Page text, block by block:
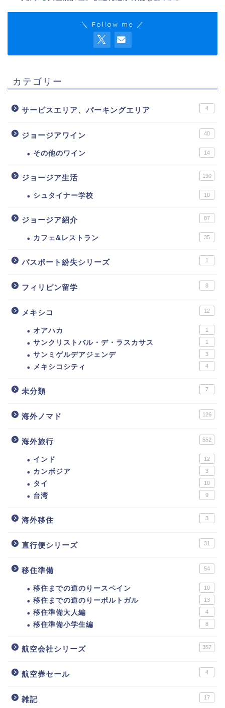
＼ Follow me ／
カテゴリー
サービスエリア、パーキングエリア 4
ジョージアワイン 40
その他のワイン 14
ジョージア生活 190
シュタイナー学校 10
ジョージア紹介 87
カフェ&レストラン 35
パスポート紛失シリーズ 1
フィリピン留学 8
メキシコ 12
オアハカ 1
サンクリストバル・デ・ラスカサス 1
サンミゲルデアジェンデ 3
メキシコシティ 4
未分類 7
海外ノマド 126
海外旅行 552
インド 12
カンボジア 3
タイ 10
台湾 9
海外移住 3
直行便シリーズ 31
移住準備 54
移住までの道のりースペイン 10
移住までの道のりーポルトガル 13
移住準備大人編 4
移住準備小学生編 8
航空会社シリーズ 357
航空券セール 4
雑記 17